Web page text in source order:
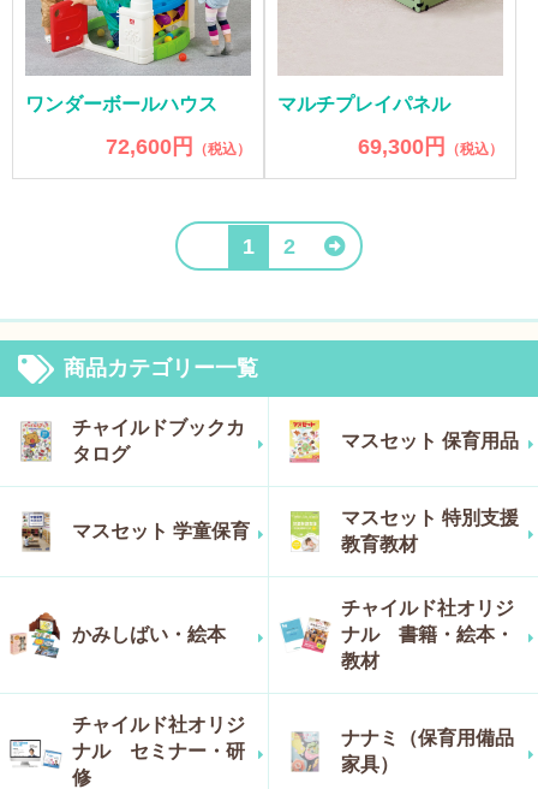
ワンダーボールハウス
72,600円 （税込）
マルチプレイパネル
69,300円 （税込）
1 2
商品カテゴリー一覧
チャイルドブックカ
タログ
マスセット 保育用品
マスセット 学童保育
マスセット 特別支援
教育教材
かみしばい・絵本
チャイルド社オリジ
ナル 書籍・絵本・
教材
チャイルド社オリジ
ナル セミナー・研
修
ナナミ（保育用備品
家具）